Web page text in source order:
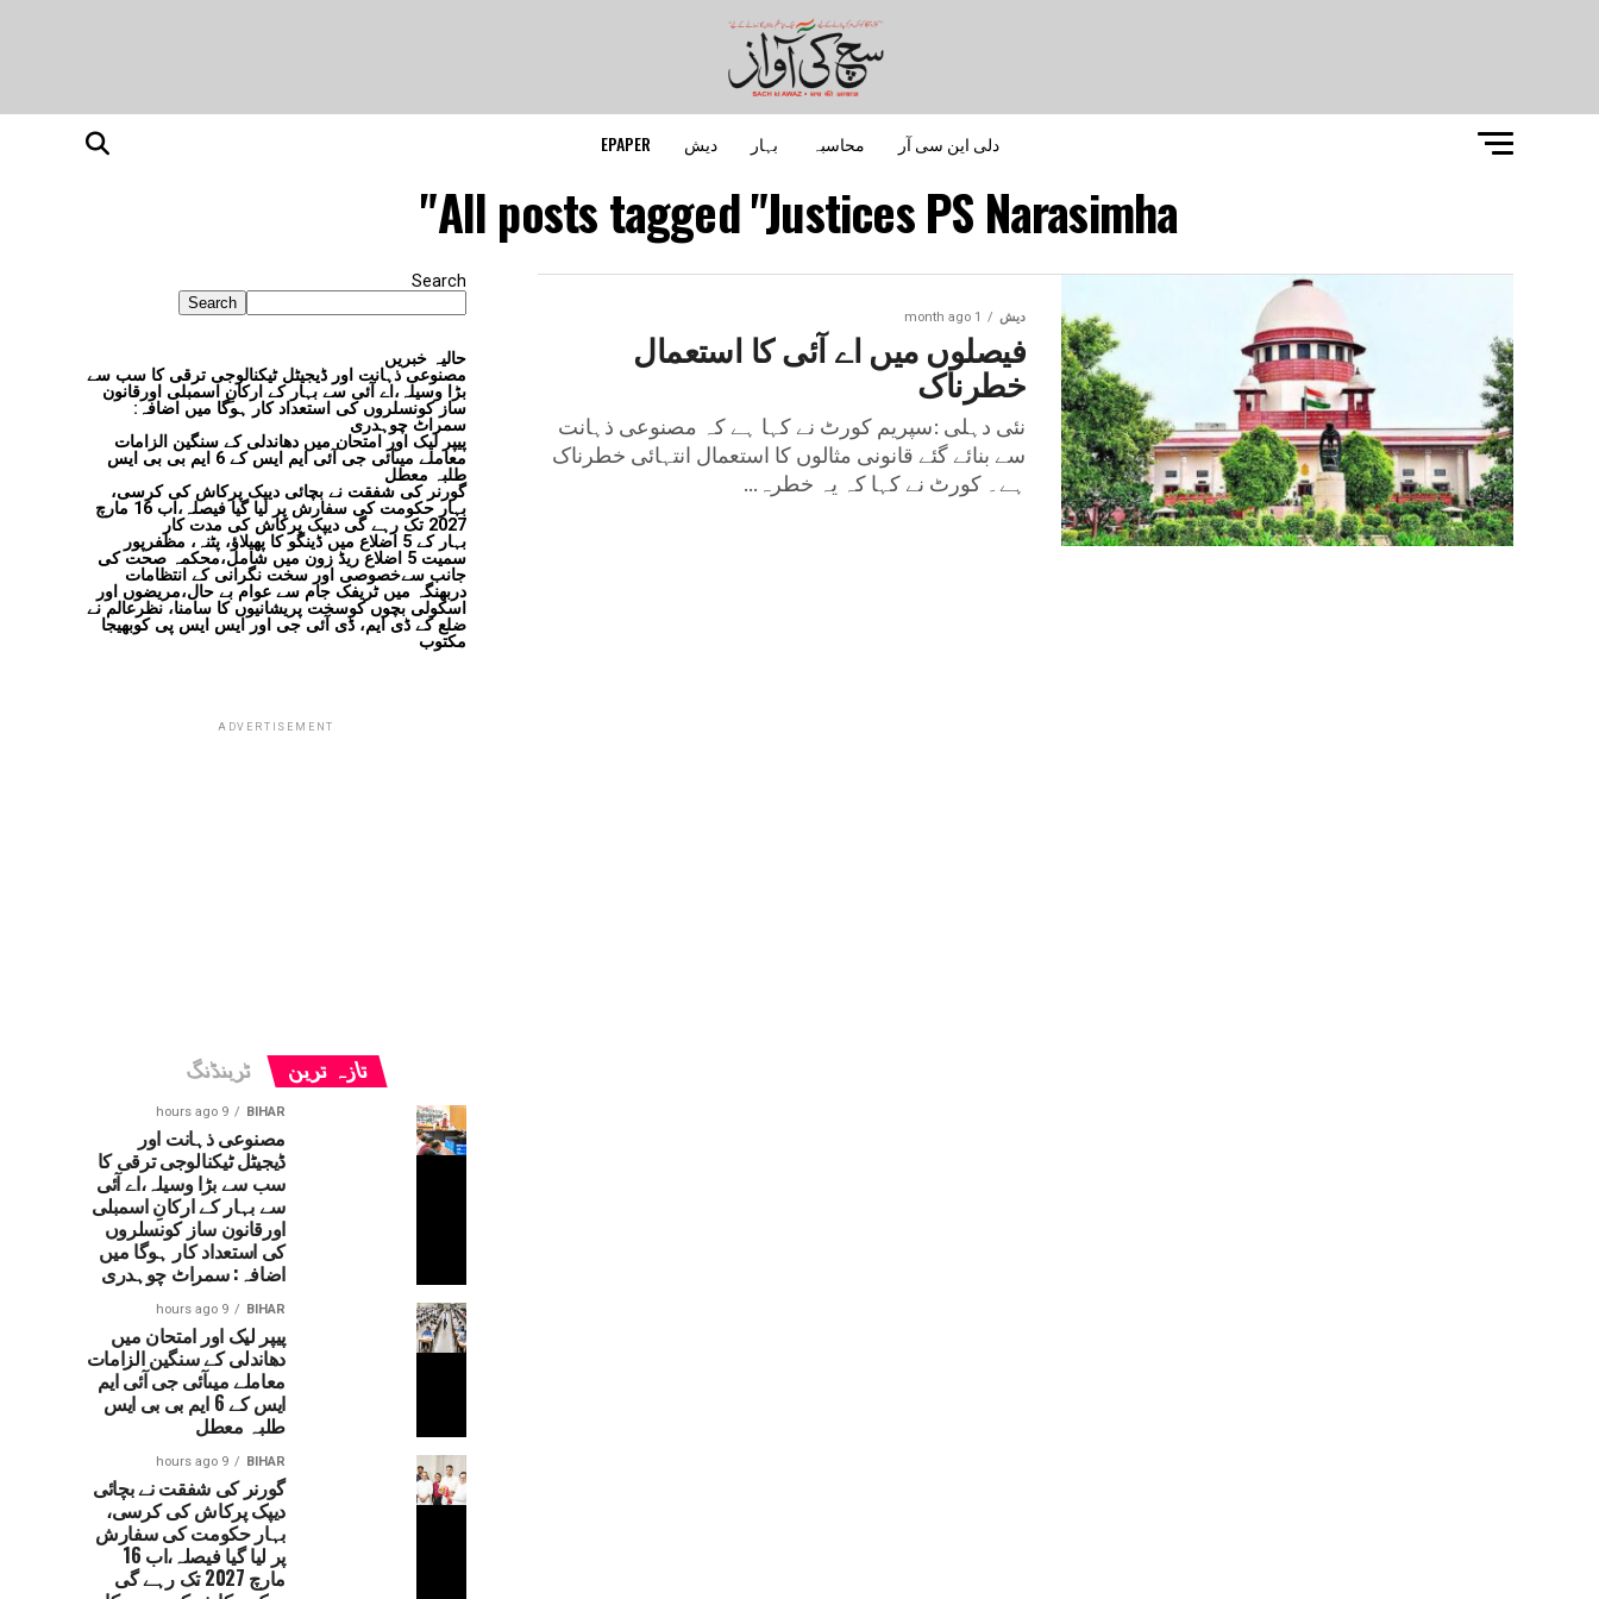
دلی این سی آر محاسبہ بہار دیش EPAPER
All posts tagged "Justices PS Narasimha"
دیش 1 month ago
فیصلوں میں اے آئی کا استعمال
خطرناک
نئی دہلی :سپریم کورٹ نے کہا ہے کہ مصنوعی ذہانت
سے بنائے گئے قانونی مثالوں کا استعمال انتہائی خطرناک
ہے۔ کورٹ نے کہا کہ یہ خطرہ...
Search
Search
حالیہ خبریں
مصنوعی ذہانت اور ڈیجیٹل ٹیکنالوجی ترقی کا سب سے
بڑا وسیلہ،اے آئی سے بہار کے ارکانِ اسمبلی اورقانون
ساز کونسلروں کی استعداد کار ہوگا میں اضافہ:
سمراٹ چوہدری
پیپر لیک اور امتحان میں دھاندلی کے سنگین الزامات
معاملے میںآئی جی آئی ایم ایس کے 6 ایم بی بی ایس
طلبہ معطل
گورنر کی شفقت نے بچائی دیپک پرکاش کی کرسی،
بہار حکومت کی سفارش پر لیا گیا فیصلہ،اب 16 مارچ
2027 تک رہے گی دیپک پرکاش کی مدت کار
بہار کے 5 اضلاع میں ڈینگو کا پھیلاؤ، پٹنہ، مظفرپور
سمیت 5 اضلاع ریڈ زون میں شامل،محکمہ صحت کی
جانب سےخصوصی اور سخت نگرانی کے انتظامات
دربھنگہ میں ٹریفک جام سے عوام بے حال،مریضوں اور
اسکولی بچوں کوسخت پریشانیوں کا سامنا، نظرعالم نے
ضلع کے ڈی ایم، ڈی آئی جی اور ایس ایس پی کوبھیجا
مکتوب
ADVERTISEMENT
تازہ ترین ٹرینڈنگ
BIHAR
9 hours ago
مصنوعی ذہانت اور
ڈیجیٹل ٹیکنالوجی ترقی کا
سب سے بڑا وسیلہ،اے آئی
سے بہار کے ارکانِ اسمبلی
اورقانون ساز کونسلروں
کی استعداد کار ہوگا میں
اضافہ: سمراٹ چوہدری
BIHAR
9 hours ago
پیپر لیک اور امتحان میں
دھاندلی کے سنگین الزامات
معاملے میںآئی جی آئی ایم
ایس کے 6 ایم بی بی ایس
طلبہ معطل
BIHAR
9 hours ago
گورنر کی شفقت نے بچائی
دیپک پرکاش کی کرسی،
بہار حکومت کی سفارش
پر لیا گیا فیصلہ،اب 16
مارچ 2027 تک رہے گی